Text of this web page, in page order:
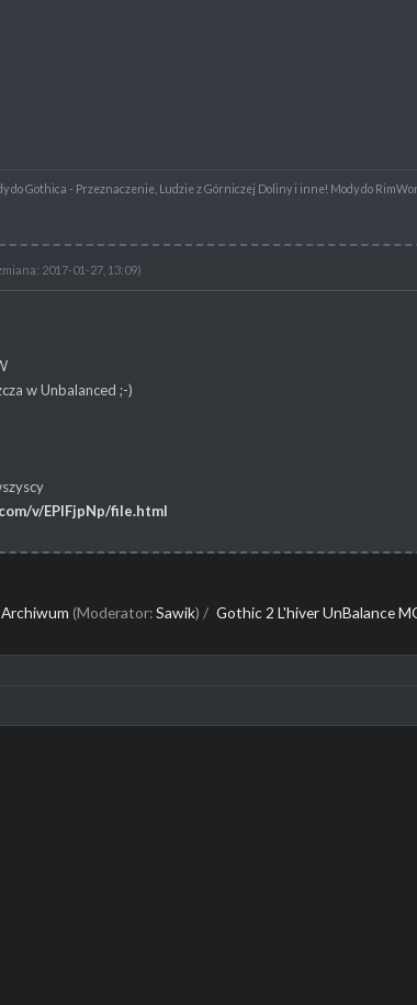
do Gothica - Przeznaczenie, Ludzie z Górniczej Doliny i inne! Mody do
2017-01-27, 13:09)
w Unbalanced ;-)
v/EPlFjpNp/file.html
Archiwum (Moderator:Sawik) / Gothic 2 L'hiver UnBalance